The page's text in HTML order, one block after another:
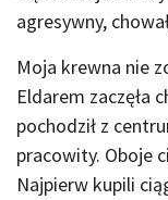
agresywny,
Moja krewna nie
Eldarem zaczęła
pochodził z
pracowity. Oboje
Najpierw kupili